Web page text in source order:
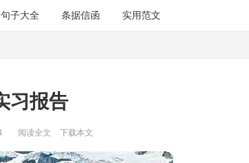
句子大全 条据信函 实用范文
习报告
阅读全文 下载本文